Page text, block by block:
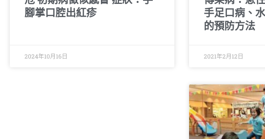
腳掌口腔出紅疹
2024年10月16日
手足口病、
的預防方法
2021年2月12日